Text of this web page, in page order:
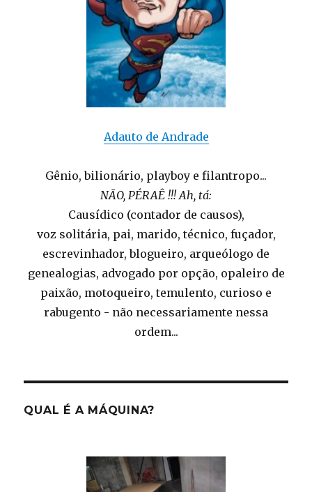
Adauto de Andrade
Gênio, bilionário, playboy e filantropo...
NÃO, PÉRAÊ !!! Ah, tá:
Causídico (contador de causos),
voz solitária, pai, marido, técnico, fuçador,
escrevinhador, blogueiro, arqueólogo de
genealogias, advogado por opção, opaleiro de
paixão, motoqueiro, temulento, curioso e
rabugento - não necessariamente nessa
ordem...
QUAL É A MÁQUINA?